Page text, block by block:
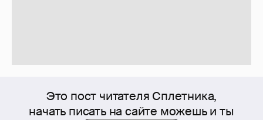
Это пост читателя Сплетника,
начать писать на сайте можешь и ты